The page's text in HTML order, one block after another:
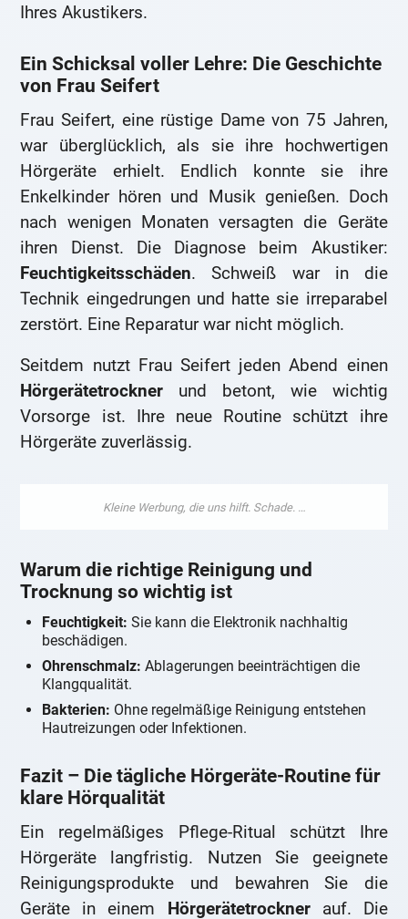
Ihres Akustikers.
Ein Schicksal voller Lehre: Die Geschichte
von Frau Seifert
Frau Seifert, eine rüstige Dame von 75 Jahren,
war überglücklich, als sie ihre hochwertigen
Hörgeräte erhielt. Endlich konnte sie ihre
Enkelkinder hören und Musik genießen. Doch
nach wenigen Monaten versagten die Geräte
ihren Dienst. Die Diagnose beim Akustiker:
Feuchtigkeitsschäden. Schweiß war in die
Technik eingedrungen und hatte sie irreparabel
zerstört. Eine Reparatur war nicht möglich.
Seitdem nutzt Frau Seifert jeden Abend einen
Hörgerätetrockner und betont, wie wichtig
Vorsorge ist. Ihre neue Routine schützt ihre
Hörgeräte zuverlässig.
Warum die richtige Reinigung und
Trocknung so wichtig ist
Feuchtigkeit: Sie kann die Elektronik nachhaltig
beschädigen.
Ohrenschmalz: Ablagerungen beeinträchtigen die
Klangqualität.
Bakterien: Ohne regelmäßige Reinigung entstehen
Hautreizungen oder Infektionen.
Fazit – Die tägliche Hörgeräte-Routine für
klare Hörqualität
Ein regelmäßiges Pflege-Ritual schützt Ihre
Hörgeräte langfristig. Nutzen Sie geeignete
Reinigungsprodukte und bewahren Sie die
Geräte in einem Hörgerätetrocknerauf. Die